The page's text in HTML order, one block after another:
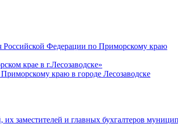
Российской Федерации по Приморскому краю
крае в г.Лесозаводске»
краю в городе Лесозаводске
их заместителей и главных бухгалтеров